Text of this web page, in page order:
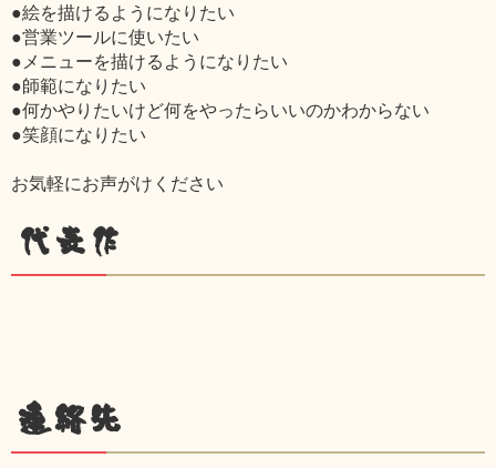
●絵を描けるようになりたい
●営業ツールに使いたい
●メニューを描けるようになりたい
●師範になりたい
●何かやりたいけど何をやったらいいのかわからない
●笑顔になりたい
お気軽にお声がけください
代表作
連絡先